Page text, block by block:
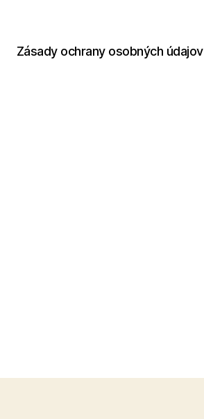
Zásady ochrany osobných údajov